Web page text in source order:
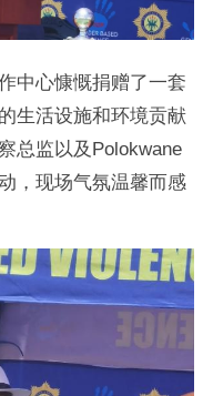
中心慷慨捐赠了一套
生活设施和环境贡献
总监以及Polokwane
，现场气氛温馨而感